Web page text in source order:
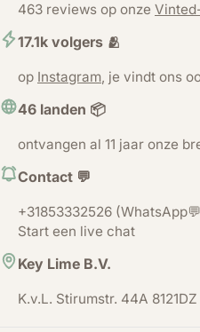
463 reviews op onze
17.1k volgers 🫂
op Instagram, je vindt ons
46 landen 📦
ontvangen al 11 jaar onze
Contact 💬
+31853332526
Start een live chat
Key Lime B.V.
K.v.L. Stirumstr. 44A